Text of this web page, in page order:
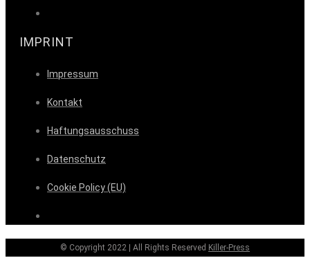
IMPRINT
Impressum
Kontakt
Haftungsausschuss
Datenschutz
Cookie Policy (EU)
© Copyright 2022 | All Rights Reserved Killer-Press